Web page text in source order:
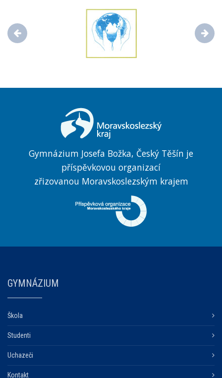
Gymnázium Josefa Božka, Český Těšín je
příspěvkovou organizací
zřizovanou Moravskoslezským krajem
GYMNÁZIUM
Škola
Studenti
Uchazeči
Kontakt